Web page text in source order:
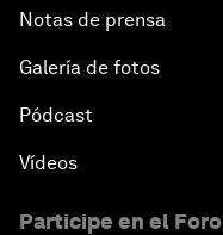
Notas de prensa
Galería de fotos
Pódcast
Vídeos
Participe en el Foro